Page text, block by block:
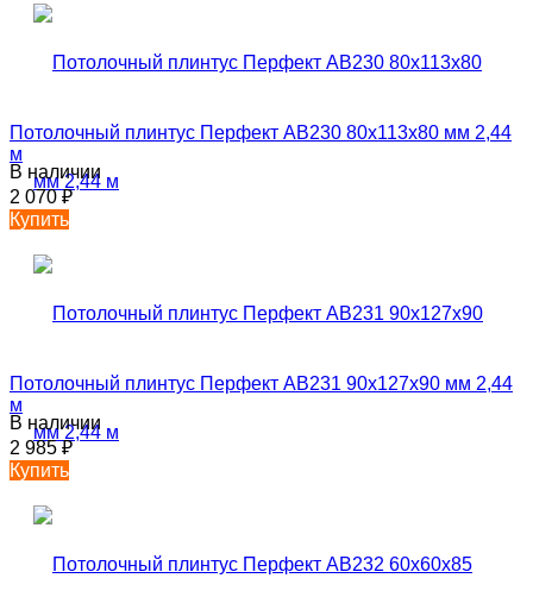
Потолочный плинтус Перфект AB230 80х113х80 мм 2,44
м
В наличии
2 070₽
Купить
Потолочный плинтус Перфект AB231 90х127х90 мм 2,44
м
В наличии
2 985₽
Купить